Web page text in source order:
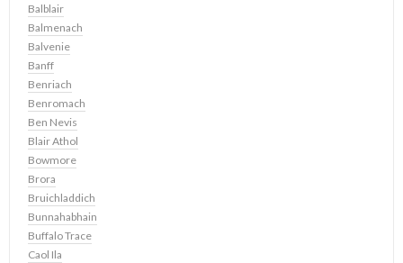
Balblair
Balmenach
Balvenie
Banff
Benriach
Benromach
Ben Nevis
Blair Athol
Bowmore
Brora
Bruichladdich
Bunnahabhain
Buffalo Trace
Caol Ila